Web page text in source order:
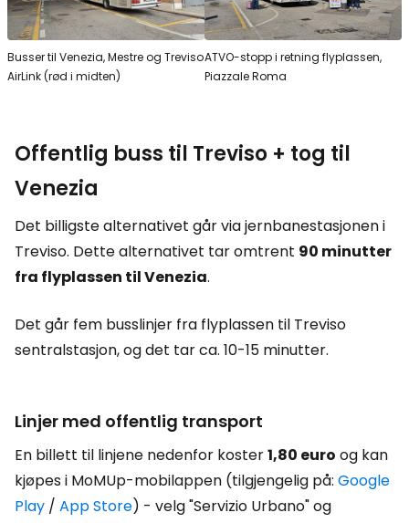
Busser til Venezia, Mestre og Treviso
AirLink (rød i midten)
ATVO-stopp i retning flyplassen,
Piazzale Roma
Offentlig buss til Treviso + tog til
Venezia
Det billigste alternativet går via jernbanestasjonen i
Treviso. Dette alternativet tar omtrent 90 minutter
fra flyplassen til Venezia.
Det går fem busslinjer fra flyplassen til Treviso
sentralstasjon, og det tar ca. 10-15 minutter.
Linjer med offentlig transport
En billett til linjene nedenfor koster1,80 euro og kan
kjøpes i MoMUp-mobilappen (tilgjengelig på: Google
Play / App Store) - velg "Servizio Urbano" og